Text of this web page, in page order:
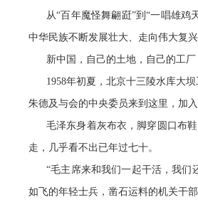
从“百年魔怪舞翩跹”到“一唱雄
中华民族不断发展壮大、走向伟大复
新中国，自己的土地，自己的工
1958年初夏，北京十三陵水库大
朱德及与会的中央委员来到这里，加入
毛泽东身着灰布衣，脚穿圆口布
走，几乎看不出已年过七十。
“毛主席来和我们一起干活，我们
如飞的年轻士兵，凿石运料的机关干